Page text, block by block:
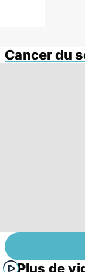
Cancer du
Plus de